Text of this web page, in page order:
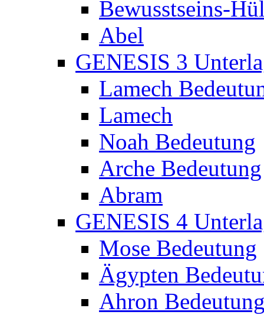
Bewusstseins-
Abel
GENESIS 3
Lamech
Lamech
Noah Bedeutung
Arche Bedeutung
Abram
GENESIS 4
Mose Bedeutung
Ägypten
Ahron